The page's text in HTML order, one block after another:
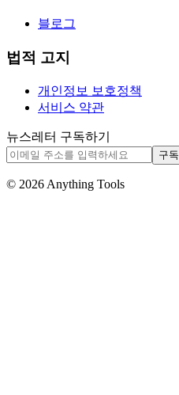
블로그
법적 고지
개인정보 보호정책
서비스 약관
뉴스레터 구독하기
구독
© 2026 Anything Tools